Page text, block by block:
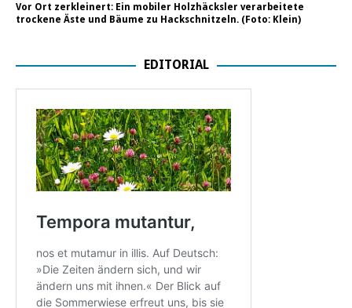
Vor Ort zerkleinert: Ein mobiler Holzhäcksler verarbeitete
trockene Äste und Bäume zu Hackschnitzeln. (Foto: Klein)
EDITORIAL